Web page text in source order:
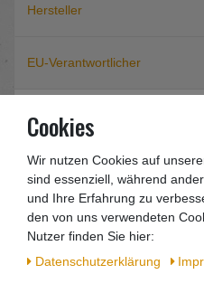
Hersteller
EU-Verantwortlicher
Güde 50089
Kompressor Airpower 190/
Produktbeschreibung:
- Ölfreier 1-Zylinder
- Riemenantrieb
- Tragegriff
- 1 Kesseldruckmanometer
Cookies
Wir nutzen Cookies auf
sind essenziell, während
und Ihre Erfahrung zu
den von uns verwendeten
Nutzer finden Sie hier:
Daten­schutz­erklärung